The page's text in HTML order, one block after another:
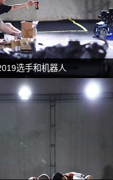
选手和机器人